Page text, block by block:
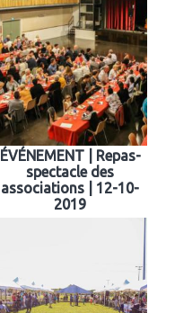
ÉVÉNEMENT | Repas-
spectacle des
associations | 12-10-
2019